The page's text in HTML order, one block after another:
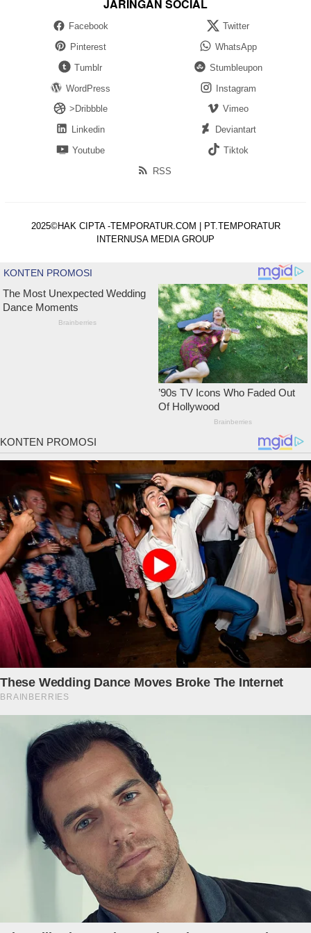
JARINGAN SOCIAL
Facebook
Twitter
Pinterest
WhatsApp
Tumblr
Stumbleupon
WordPress
Instagram
>Dribbble
Vimeo
Linkedin
Deviantart
Youtube
Tiktok
RSS
2025©HAK CIPTA -TEMPORATUR.COM | PT.TEMPORATUR
INTERNUSA MEDIA GROUP